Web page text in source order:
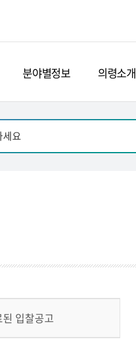
분야별정보 의령소개
된 입찰공고